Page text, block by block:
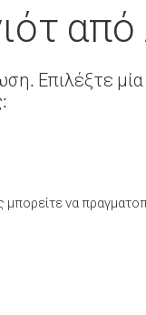
από
Επιλέξτε μία
να